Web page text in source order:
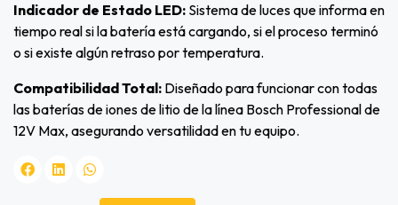
Indicador de Estado LED: Sistema de luces que informa en
tiempo real si la batería está cargando, si el proceso terminó
o si existe algún retraso por temperatura.
Compatibilidad Total: Diseñado para funcionar con todas
las baterías de iones de litio de la línea Bosch Professional de
12V Max, asegurando versatilidad en tu equipo.